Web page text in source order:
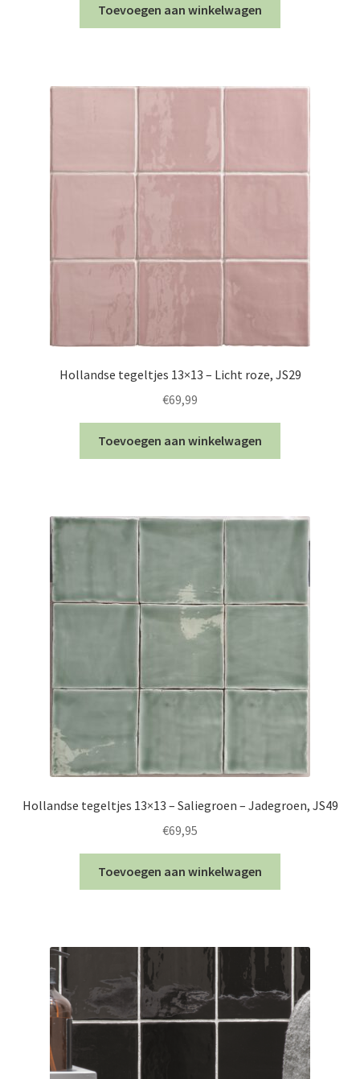
Toevoegen aan winkelwagen
Hollandse tegeltjes 13×13 – Licht roze, JS29
€69,99
Toevoegen aan winkelwagen
Hollandse tegeltjes 13×13 – Saliegroen – Jadegroen, JS49
€69,95
Toevoegen aan winkelwagen